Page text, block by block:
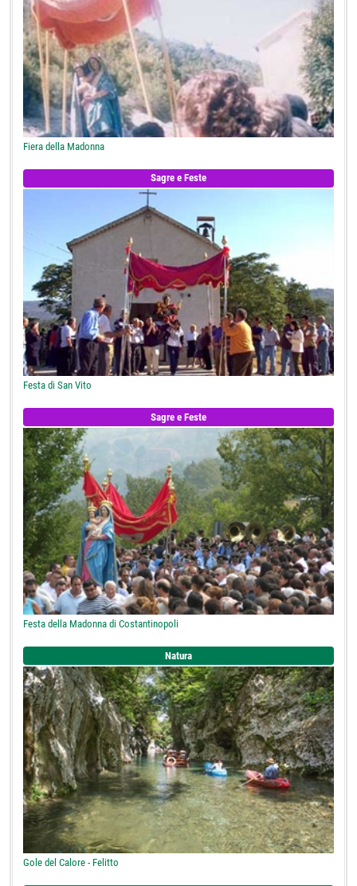
Fiera della Madonna
Sagre e Feste
Festa di San Vito
Sagre e Feste
Festa della Madonna di Costantinopoli
Natura
Gole del Calore - Felitto